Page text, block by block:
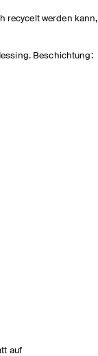
recycelt werden kann,
Beschichtung:
auf